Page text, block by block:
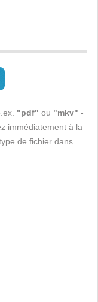
"pdf" ou "mkv" -
immédiatement à la
de fichier dans